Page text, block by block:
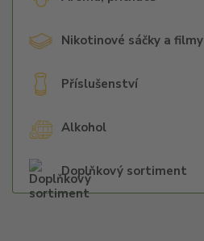
Nikotinové sáčky a filmy
Příslušenství
Alkohol
Doplňkový sortiment